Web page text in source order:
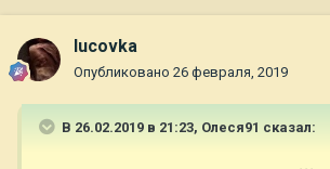
lucovka
Опубликовано 26 февраля, 2019
В 26.02.2019 в 21:23, Олеся91 сказал: